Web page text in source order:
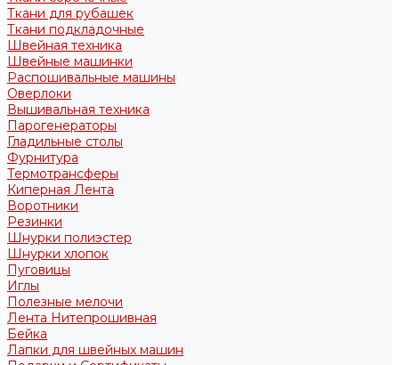
Ткани для рубашек
Ткани подкладочные
Швейная техника
Швейные машинки
Распошивальные машины
Оверлоки
Вышивальная техника
Парогенераторы
Гладильные столы
Фурнитура
Термотрансферы
Киперная Лента
Воротники
Резинки
Шнурки полиэстер
Шнурки хлопок
Пуговицы
Иглы
Полезные мелочи
Лента Нитепрошивная
Бейка
Лапки для швейных машин